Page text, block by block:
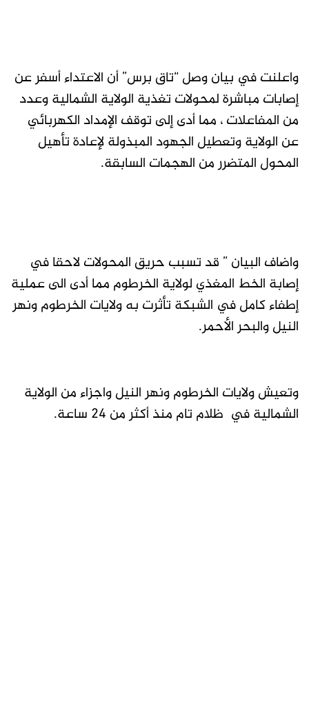
واعلنت في بيان وصل “تاق برس” أن الاعتداء أسفر عن
إصابات مباشرة لمحولات تغذية الولاية الشمالية وعدد
من المفاعلات ، مما أدى إلى توقف الإمداد الكهربائي
عن الولاية وتعطيل الجهود المبذولة لإعادة تأهيل
المحول المتضرر من الهجمات السابقة.
واضاف البيان ” قد تسبب حريق المحولات لاحقا في
إصابة الخط المغذي لولاية الخرطوم مما أدى الى عملية
إطفاء كامل في الشبكة تأثرت به ولايات الخرطوم ونهر
النيل والبحر الأحمر.
وتعيش ولايات الخرطوم ونهر النيل واجزاء من الولاية
الشمالية في ظلام تام منذ أكثر من 24 ساعة.